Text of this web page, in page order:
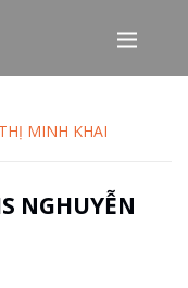
MINH KHAI
NGHUYỄN